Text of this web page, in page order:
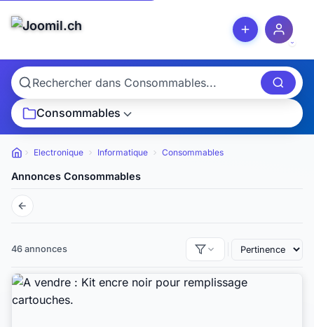
Consommables
Petites annonces
Electronique Informatique Consommables
Annonces Consommables
46 annonces